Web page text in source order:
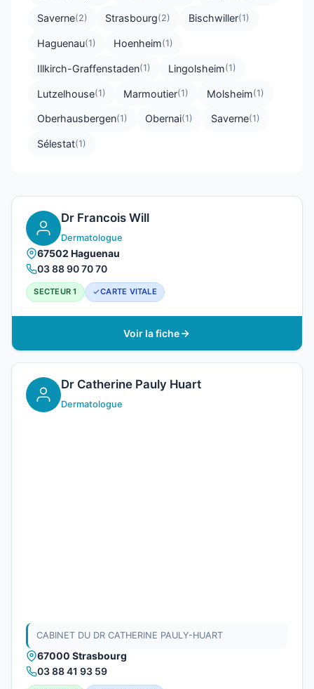
Saverne(2) Strasbourg(2) Bischwiller(1)
Haguenau(1) Hoenheim(1)
Illkirch-Graffenstaden(1) Lingolsheim(1)
Lutzelhouse(1) Marmoutier(1) Molsheim(1)
Oberhausbergen(1) Obernai(1) Saverne(1)
Sélestat(1)
Dr Francois Will
Dermatologue
67502 Haguenau
03 88 90 70 70
SECTEUR 1 CARTE VITALE
Voir la fiche
Dr Catherine Pauly Huart
Dermatologue
CABINET DU DR CATHERINE PAULY-HUART
67000 Strasbourg
03 88 41 93 59